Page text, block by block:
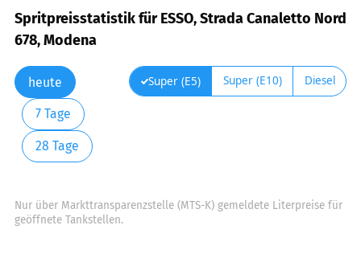
Spritpreisstatistik für ESSO, Strada Canaletto Nord
678, Modena
heute
7 Tage
28 Tage
Super (E5) Super (E10) Diesel
Nur über Markttransparenzstelle (MTS-K) gemeldete Literpreise für
geöffnete Tankstellen.